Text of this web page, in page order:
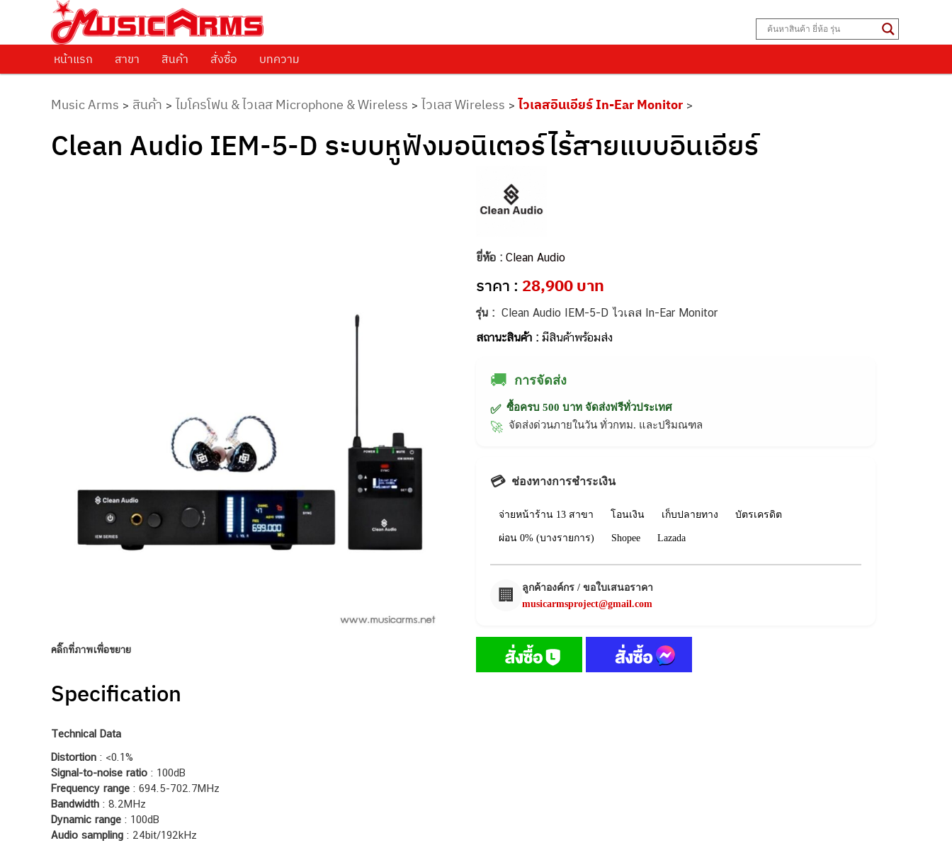
Music Arms
ศูนย์รวมครื่องดนตรีทุกชนิด ตั้งแต่เริ่มต้นถึงมืออาชีพ
Skip to primary content
หน้าแรก สาขา สินค้า สั่งซื้อ บทความ
Music Arms > สินค้า > ไมโครโฟน & ไวเลส Microphone & Wireless > ไวเลส Wireless > ไวเลสอินเอียร์ In-Ear Monitor >
Clean Audio IEM-5-D ระบบหูฟังมอนิเตอร์ไร้สายแบบอินเอียร์
คลิ๊กที่ภาพเพื่อขยาย
ยี่ห้อ : Clean Audio
ราคา : 28,900 บาท
รุ่น : Clean Audio IEM-5-D ไวเลส In-Ear Monitor
สถานะสินค้า : มีสินค้าพร้อมส่ง
🚚 การจัดส่ง
✅ ซื้อครบ 500 บาท จัดส่งฟรีทั่วประเทศ
🚀 จัดส่งด่วนภายในวัน ทั่วกทม. และปริมณฑล
💳 ช่องทางการชำระเงิน
จ่ายหน้าร้าน 13 สาขา โอนเงิน เก็บปลายทาง บัตรเครดิต
ผ่อน 0% (บางรายการ) Shopee Lazada
🏢
ลูกค้าองค์กร / ขอใบเสนอราคา
musicarmsproject@gmail.com
Specification
Technical Data
Distortion : <0.1%
Signal-to-noise ratio : 100dB
Frequency range : 694.5-702.7MHz
Bandwidth : 8.2MHz
Dynamic range : 100dB
Audio sampling : 24bit/192kHz